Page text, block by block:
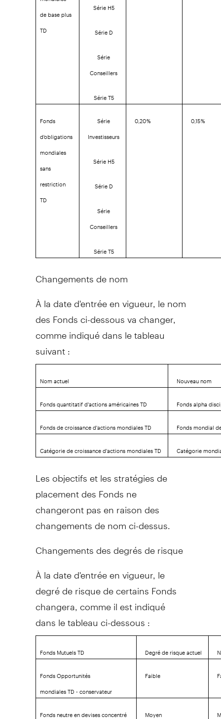
de base plus
TD
Série H5
Série D
Série
Conseillers
Série T5
Fonds
d'obligations
mondiales
sans
restriction
TD
Série
Investisseurs
Série H5
Série D
Série
Conseillers
Série T5
0,20 % 0,15 %
Changements de nom
À la date d'entrée en vigueur, le nom
des Fonds ci-dessous va changer,
comme indiqué dans le tableau
suivant :
Nom actuel
Nouveau nom
Fonds quantitatif d'actions américaines TD
Fonds alpha
Fonds de croissance d'actions mondiales TD
Fonds mondial
Catégorie de croissance d'actions mondiales TD
Catégorie
Les objectifs et les stratégies de
placement des Fonds ne
changeront pas en raison des
changements de nom ci-dessus.
Changements des degrés de risque
À la date d'entrée en vigueur, le
degré de risque de certains Fonds
changera, comme il est indiqué
dans le tableau ci-dessous :
Fonds Mutuels TD Degré de risque actuel
Fonds Opportunités
mondiales TD - conservateur
Faible
Fonds neutre en devises concentré
Moyen